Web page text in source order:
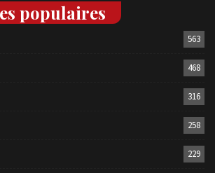
populaires
563
468
316
258
229